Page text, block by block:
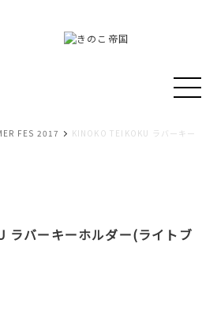
FES 2017
KINOKO TEIKOKU ラバーキー
ラバーキーホルダー(ライトブ